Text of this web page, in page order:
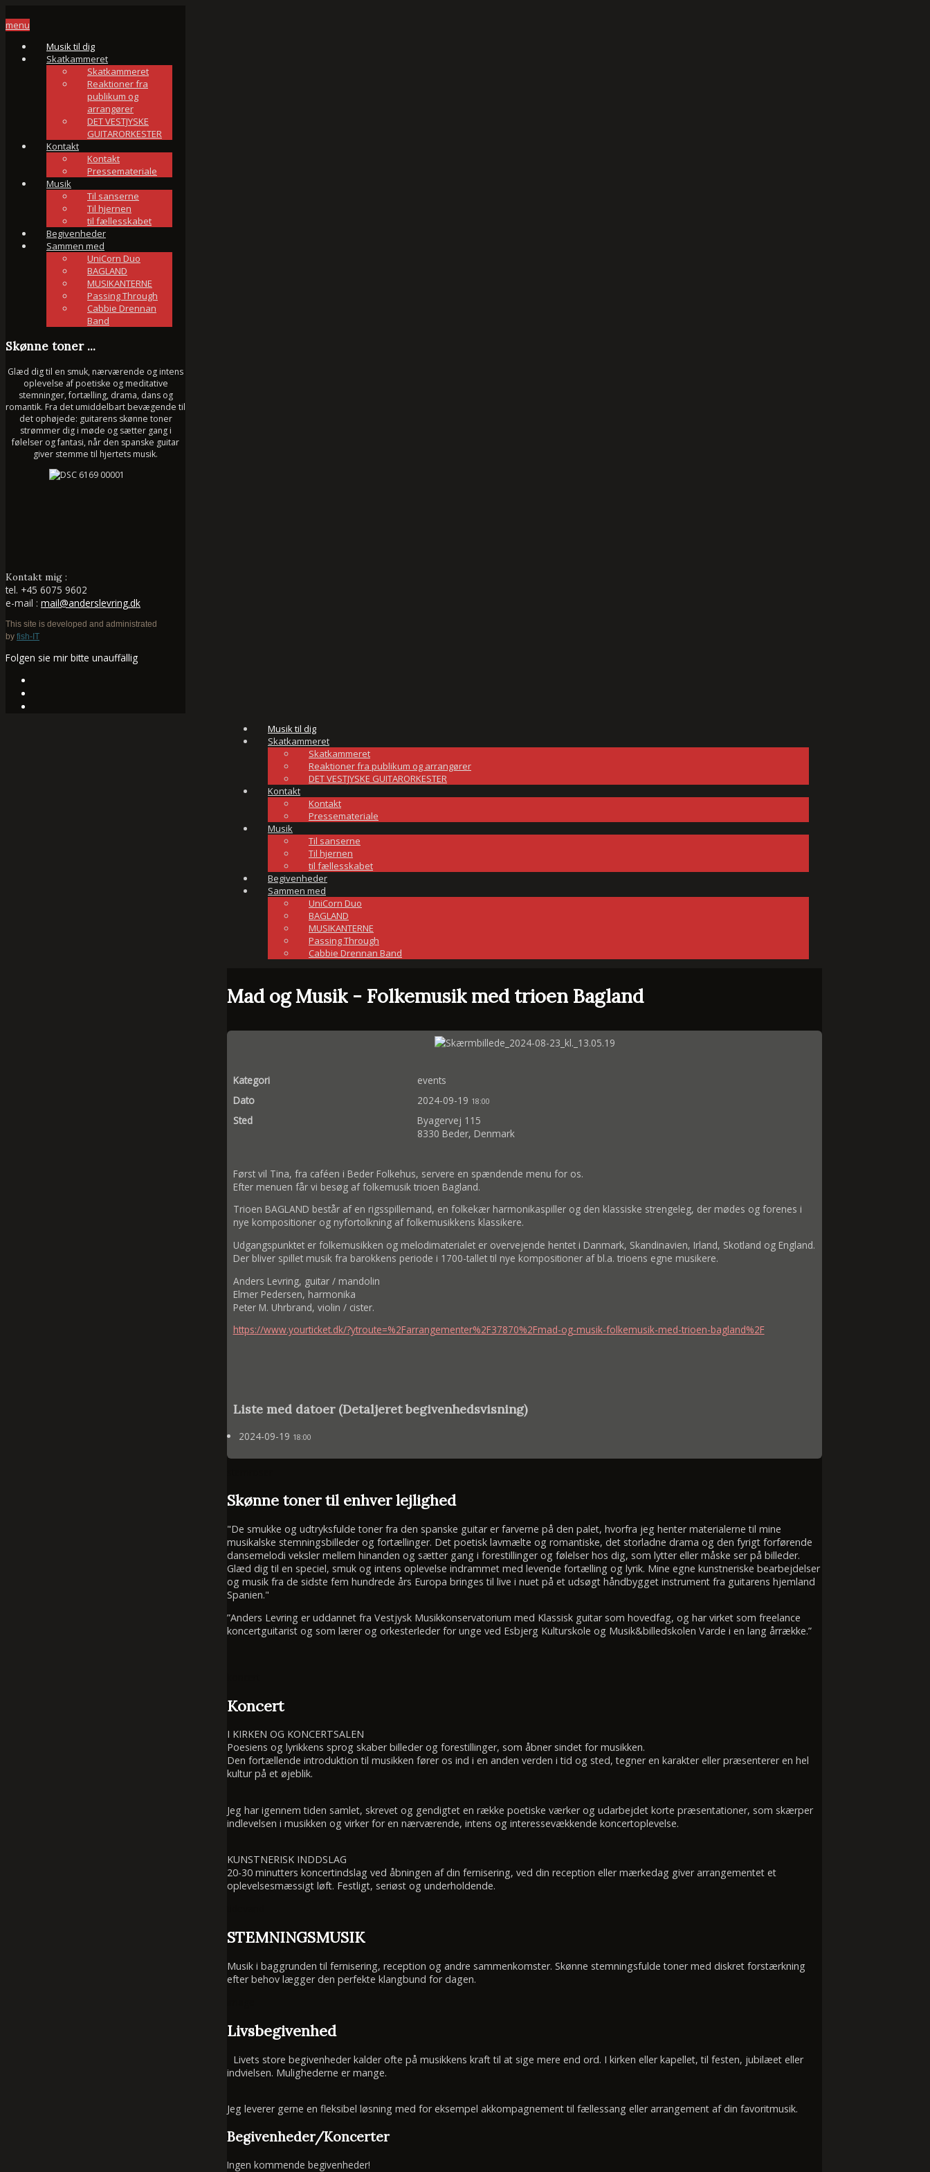
menu
Musik til dig
Skatkammeret
Skatkammeret
Reaktioner fra
publikum og
arrangører
DET VESTJYSKE
GUITARORKESTER
Kontakt
Kontakt
Pressemateriale
Musik
Til sanserne
Til hjernen
til fællesskabet
Begivenheder
Sammen med
UniCorn Duo
BAGLAND
MUSIKANTERNE
Passing Through
Cabbie Drennan
Band
Skønne toner ...
Glæd dig til en smuk, nærværende og intens
oplevelse af poetiske og meditative
stemninger, fortælling, drama, dans og
romantik. Fra det umiddelbart bevægende til
det ophøjede: guitarens skønne toner
strømmer dig i møde og sætter gang i
følelser og fantasi, når den spanske guitar
giver stemme til hjertets musik.
Kontakt mig :
tel. +45 6075 9602
e-mail : mail@anderslevring.dk
This site is developed and administrated
by fish-IT
Folgen sie mir bitte unauffällig
Musik til dig
Skatkammeret
Skatkammeret
Reaktioner fra publikum og arrangører
DET VESTJYSKE GUITARORKESTER
Kontakt
Kontakt
Pressemateriale
Musik
Til sanserne
Til hjernen
til fællesskabet
Begivenheder
Sammen med
UniCorn Duo
BAGLAND
MUSIKANTERNE
Passing Through
Cabbie Drennan Band
Mad og Musik - Folkemusik med trioen Bagland
Kategori
events
Dato
2024-09-19 18:00
Sted
Byagervej 115
8330 Beder, Denmark
Først vil Tina, fra caféen i Beder Folkehus, servere en spændende menu for os.
Efter menuen får vi besøg af folkemusik trioen Bagland.
Trioen BAGLAND består af en rigsspillemand, en folkekær harmonikaspiller og den klassiske strengeleg, der mødes og forenes i
nye kompositioner og nyfortolkning af folkemusikkens klassikere.
Udgangspunktet er folkemusikken og melodimaterialet er overvejende hentet i Danmark, Skandinavien, Irland, Skotland og England.
Der bliver spillet musik fra barokkens periode i 1700-tallet til nye kompositioner af bl.a. trioens egne musikere.
Anders Levring, guitar / mandolin
Elmer Pedersen, harmonika
Peter M. Uhrbrand, violin / cister.
https://www.yourticket.dk/?ytroute=%2Farrangementer%2F37870%2Fmad-og-musik-folkemusik-med-trioen-bagland%2F
Liste med datoer (Detaljeret begivenhedsvisning)
2024-09-19 18:00
Skønne toner til enhver lejlighed
"De smukke og udtryksfulde toner fra den spanske guitar er farverne på den palet, hvorfra jeg henter materialerne til mine
musikalske stemningsbilleder og fortællinger. Det poetisk lavmælte og romantiske, det storladne drama og den fyrigt forførende
dansemelodi veksler mellem hinanden og sætter gang i forestillinger og følelser hos dig, som lytter eller måske ser på billeder.
Glæd dig til en speciel, smuk og intens oplevelse indrammet med levende fortælling og lyrik. Mine egne kunstneriske bearbejdelser
og musik fra de sidste fem hundrede års Europa bringes til live i nuet på et udsøgt håndbygget instrument fra guitarens hjemland
Spanien."
”Anders Levring er uddannet fra Vestjysk Musikkonservatorium med Klassisk guitar som hovedfag, og har virket som freelance
koncertguitarist og som lærer og orkesterleder for unge ved Esbjerg Kulturskole og Musik&billedskolen Varde i en lang årrække.”
Koncert
I KIRKEN OG KONCERTSALEN
Poesiens og lyrikkens sprog skaber billeder og forestillinger, som åbner sindet for musikken.
Den fortællende introduktion til musikken fører os ind i en anden verden i tid og sted, tegner en karakter eller præsenterer en hel
kultur på et øjeblik.
Jeg har igennem tiden samlet, skrevet og gendigtet en række poetiske værker og udarbejdet korte præsentationer, som skærper
indlevelsen i musikken og virker for en nærværende, intens og interessevækkende koncertoplevelse.
KUNSTNERISK INDDSLAG
20-30 minutters koncertindslag ved åbningen af din fernisering, ved din reception eller mærkedag giver arrangementet et
oplevelsesmæssigt løft. Festligt, seriøst og underholdende.
STEMNINGSMUSIK
Musik i baggrunden til fernisering, reception og andre sammenkomster. Skønne stemningsfulde toner med diskret forstærkning
efter behov lægger den perfekte klangbund for dagen.
Livsbegivenhed
Livets store begivenheder kalder ofte på musikkens kraft til at sige mere end ord. I kirken eller kapellet, til festen, jubilæet eller
indvielsen. Mulighederne er mange.
Jeg leverer gerne en fleksibel løsning med for eksempel akkompagnement til fællessang eller arrangement af din favoritmusik.
Begivenheder/Koncerter
Ingen kommende begivenheder!